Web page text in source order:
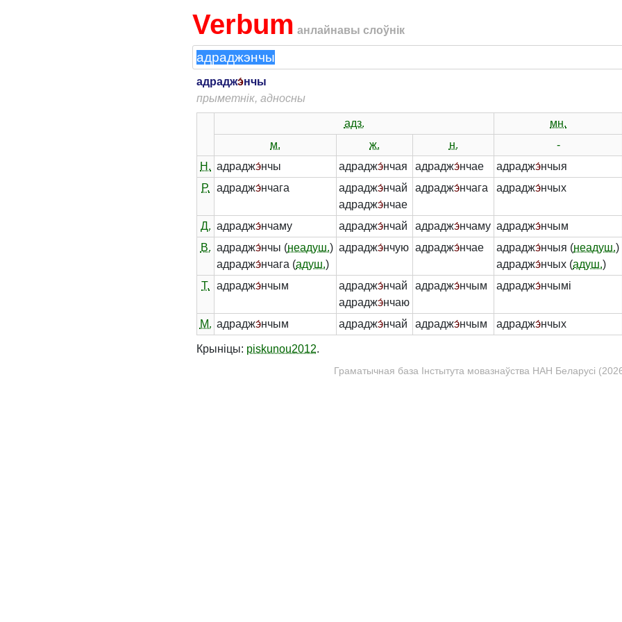
Verbum анлайнавы слоўнік
адраджэ́нчы
прыметнік, адносны
адз.
мн.
м.
ж. н.
-
Н. адраджэ́нчы адраджэ́нчая адраджэ́нчае адраджэ́нчыя
Р.
адраджэ́нчага адраджэ́нчай
адраджэ́нчае
адраджэ́нчага адраджэ́нчых
Д. адраджэ́нчаму адраджэ́нчай адраджэ́нчаму адраджэ́нчым
В. адраджэ́нчы (неадуш.)
адраджэ́нчага (адуш.)
адраджэ́нчую адраджэ́нчае адраджэ́нчыя (неадуш.)
адраджэ́нчых (адуш.)
Т.
адраджэ́нчым адраджэ́нчай
адраджэ́нчаю
адраджэ́нчым адраджэ́нчымі
М. адраджэ́нчым адраджэ́нчай адраджэ́нчым адраджэ́нчых
Крыніцы: piskunou2012.
Граматычная база Інстытута мовазнаўства НАН Беларусі